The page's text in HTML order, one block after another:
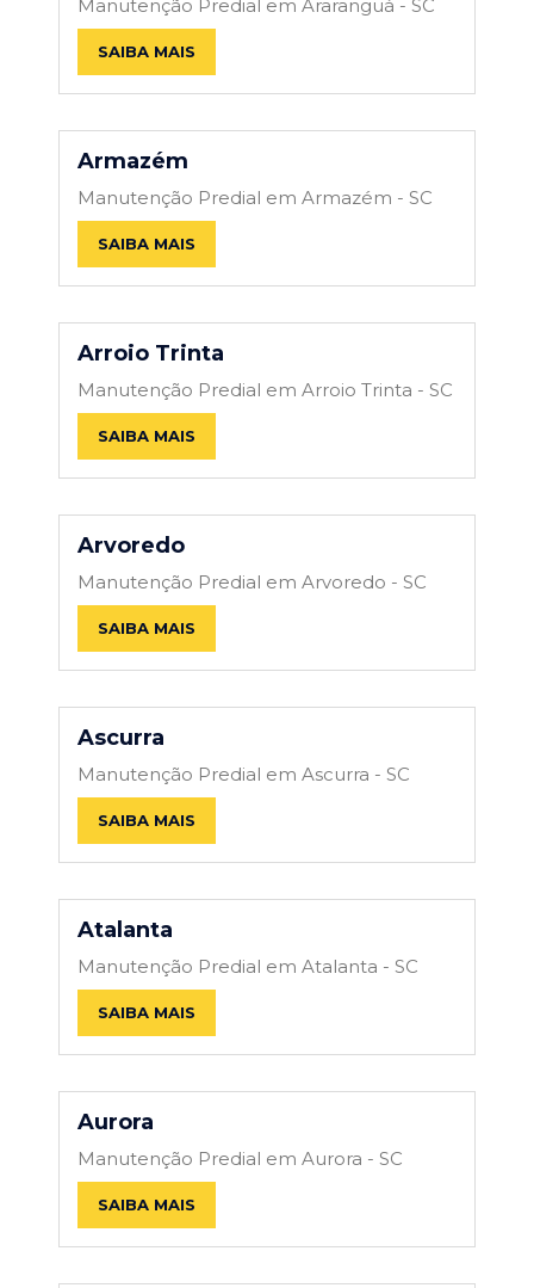
Manutenção Predial em Araranguá - SC
SAIBA MAIS
Armazém
Manutenção Predial em Armazém - SC
SAIBA MAIS
Arroio Trinta
Manutenção Predial em Arroio Trinta - SC
SAIBA MAIS
Arvoredo
Manutenção Predial em Arvoredo - SC
SAIBA MAIS
Ascurra
Manutenção Predial em Ascurra - SC
SAIBA MAIS
Atalanta
Manutenção Predial em Atalanta - SC
SAIBA MAIS
Aurora
Manutenção Predial em Aurora - SC
SAIBA MAIS